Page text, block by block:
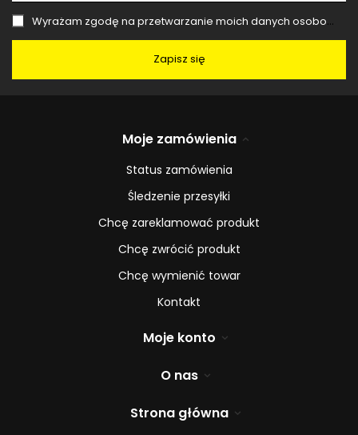
Wyrażam zgodę na przetwarzanie moich danych osobowych (adres e-mail) na potrzeby wysyłki newslettera z informacją handlową (marketing). Więcej w
Zapisz się
Moje zamówienia
Status zamówienia
Śledzenie przesyłki
Chcę zareklamować produkt
Chcę zwrócić produkt
Chcę wymienić towar
Kontakt
Moje konto
O nas
Strona główna